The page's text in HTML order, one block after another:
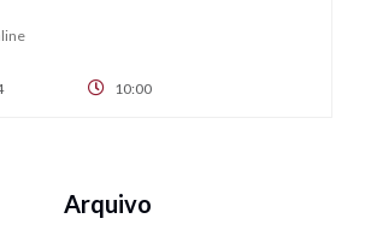
10:00
Arquivo